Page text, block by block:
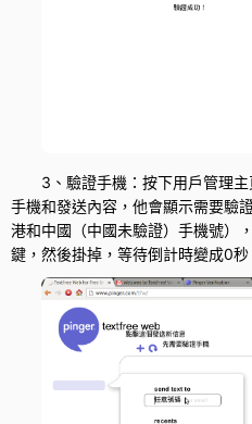
3、驗證手機：按下用戶管理
手機和發送內容，他會顯示需要驗
港和中國（中國未驗證）手機號）
鍵，然後掛掉，等待倒計時變成0